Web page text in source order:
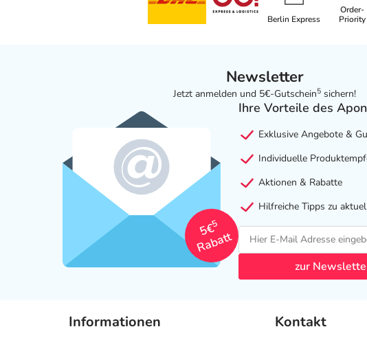
Berlin Express
Order-
Priority
Newsletter
Jetzt anmelden und 5€-Gutschein5 sichern!
5€
5
Rabatt
Ihre Vorteile des
Exklusive Angebote &
Individuelle
Aktionen & Rabatte
Hilfreiche Tipps zu
zur
Informationen Kontakt